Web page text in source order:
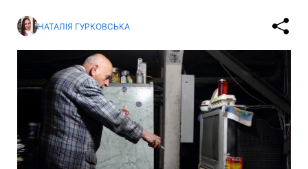
НАТАЛІЯ ГУРКОВСЬКА